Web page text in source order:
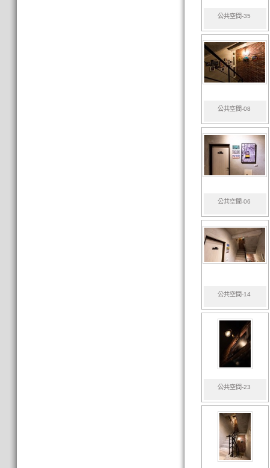
公共空間-35
公共空間-08
公共空間-06
公共空間-14
公共空間-23